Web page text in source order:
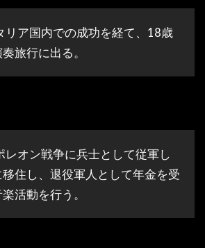
リア国内での成功を経て、18歳
旅行に出る。
レオン戦争に兵士として従軍し
住し、退役軍人として年金を受
活動を行う。